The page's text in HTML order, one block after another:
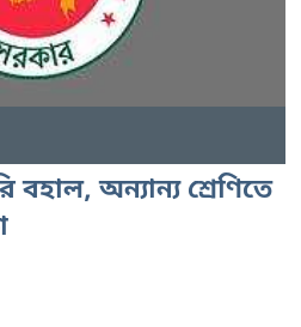
বহাল, অন্যান্য শ্রেণিতে